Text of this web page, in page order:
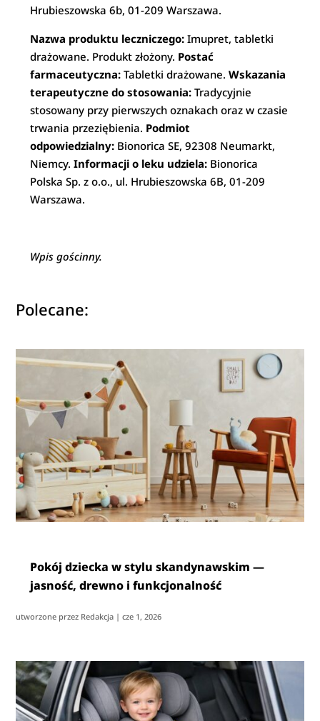
Hrubieszowska 6b, 01-209 Warszawa.
Nazwa produktu leczniczego: Imupret, tabletki
drażowane. Produkt złożony. Postać
farmaceutyczna: Tabletki drażowane.Wskazania
terapeutyczne do stosowania: Tradycyjnie
stosowany przy pierwszych oznakach oraz w czasie
trwania przeziębienia. Podmiot
odpowiedzialny: Bionorica SE, 92308 Neumarkt,
Niemcy.Informacji o leku udziela: Bionorica
Polska Sp. z o.o., ul. Hrubieszowska 6B, 01-209
Warszawa.
Wpis gościnny.
Polecane:
Pokój dziecka w stylu skandynawskim —
jasność, drewno i funkcjonalność
utworzone przez Redakcja |cze 1, 2026